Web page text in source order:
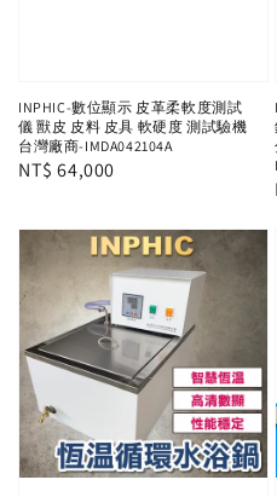
INPHIC-數位顯示 皮革柔軟度測試
儀 獸皮 皮料 皮具 軟硬度 測試驗機
台灣廠商-IMDA042104A
Regular
NT$ 64,000